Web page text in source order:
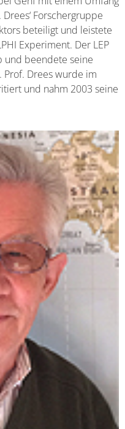
Forschergruppe
beteiligt und leistete
Experiment. Der LEP
und beendete seine
Drees wurde im
und nahm 2003 seine